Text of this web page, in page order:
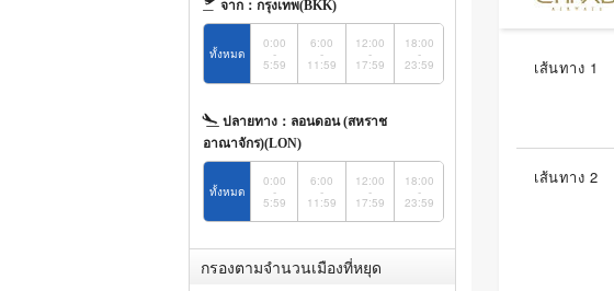
จาก： กรุงเทพ(BKK)
ทั้งหมด
0:00
-
5:59
6:00
-
11:59
12:00
-
17:59
18:00
-
23:59
ปลายทาง： ลอนดอน (สหราช
อาณาจักร)(LON)
ทั้งหมด
0:00
-
5:59
6:00
-
11:59
12:00
-
17:59
18:00
-
23:59
กรองตามจำนวนเมืองที่หยุด
เส้นทาง 1
เส้นทาง 2